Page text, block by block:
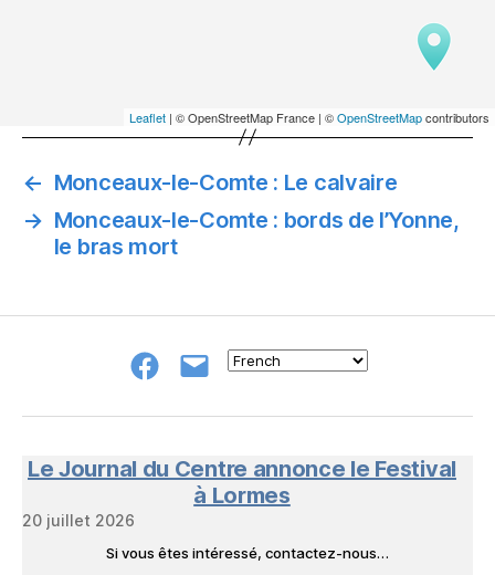
Leaflet | © OpenStreetMap France | ©OpenStreetMapcontributors
← Monceaux-le-Comte : Le calvaire
→ Monceaux-le-Comte : bords de l’Yonne,
le bras mort
Groupe
NeL
E-
à
Livres
Le Journal du Centre annonce le Festival
à Lormes
20 juillet 2026
Si vous êtes intéressé, contactez-nous…